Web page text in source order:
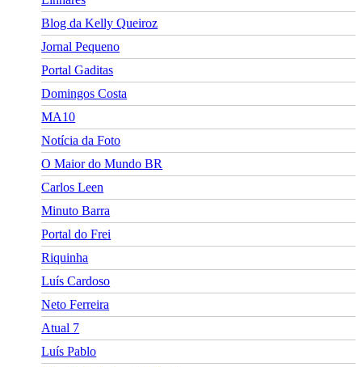
Blog da Kelly Queiroz
Jornal Pequeno
Portal Gaditas
Domingos Costa
MA10
Notícia da Foto
O Maior do Mundo BR
Carlos Leen
Minuto Barra
Portal do Frei
Riquinha
Luís Cardoso
Neto Ferreira
Atual 7
Luís Pablo